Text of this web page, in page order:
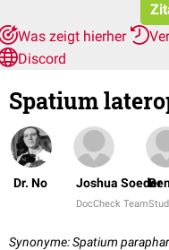
Was zeigt hierher
Discord
Spatium
Dr. No Joshua Soeder
DocCheck Team
Synonyme: Spatium